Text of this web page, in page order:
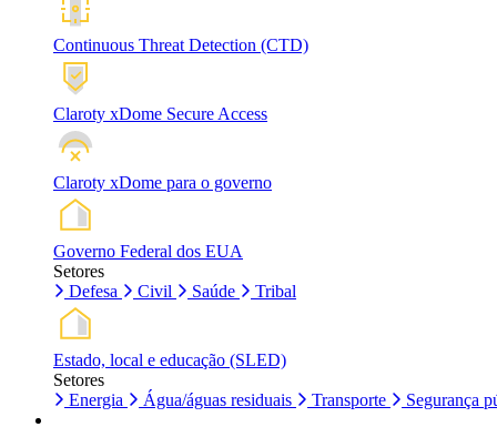
Continuous Threat Detection (CTD)
Claroty xDome Secure Access
Claroty xDome para o governo
Governo Federal dos EUA
Setores
Defesa
Civil Saúde Tribal
Estado, local e educação (SLED)
Setores
Energia
Água/águas residuais Transporte Segurança